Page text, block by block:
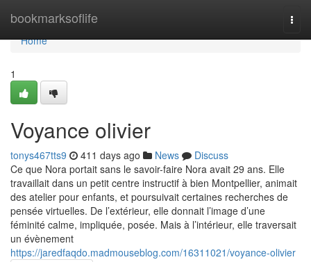
bookmarksoflife
Home
Home
1
Voyance olivier
tonys467tts9 411 days ago News
Discuss
Ce que Nora portait sans le savoir-faire Nora avait 29 ans. Elle
travaillait dans un petit centre instructif à bien Montpellier, animait
des atelier pour enfants, et poursuivait certaines recherches de
pensée virtuelles. De l’extérieur, elle donnait l’image d’une
féminité calme, impliquée, posée. Mais à l’intérieur, elle traversait
un évènement
https://jaredfaqdo.madmouseblog.com/16311021/voyance-olivier